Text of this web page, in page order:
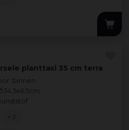
planttaxi 35 cm terra
binnen
+ 2